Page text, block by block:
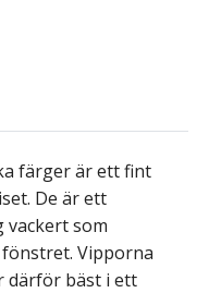
färger är ett fint
De är ett
vackert som
Vipporna
därför bäst i ett